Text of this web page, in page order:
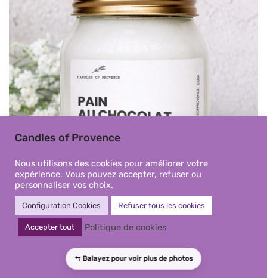
Pain au Chocolat – Grande
Bougie parfumée Fait-main en
Candles of Provence
Nous utilisons des cookies pour améliorer votre
expérience. Vous pouvez accepter, refuser ou
personnaliser vos choix.
Configuration Cookies Refuser tous les cookies
Accepter tout Politique de cookies